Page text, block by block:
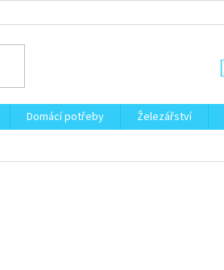
Domácí potřeby Železářství